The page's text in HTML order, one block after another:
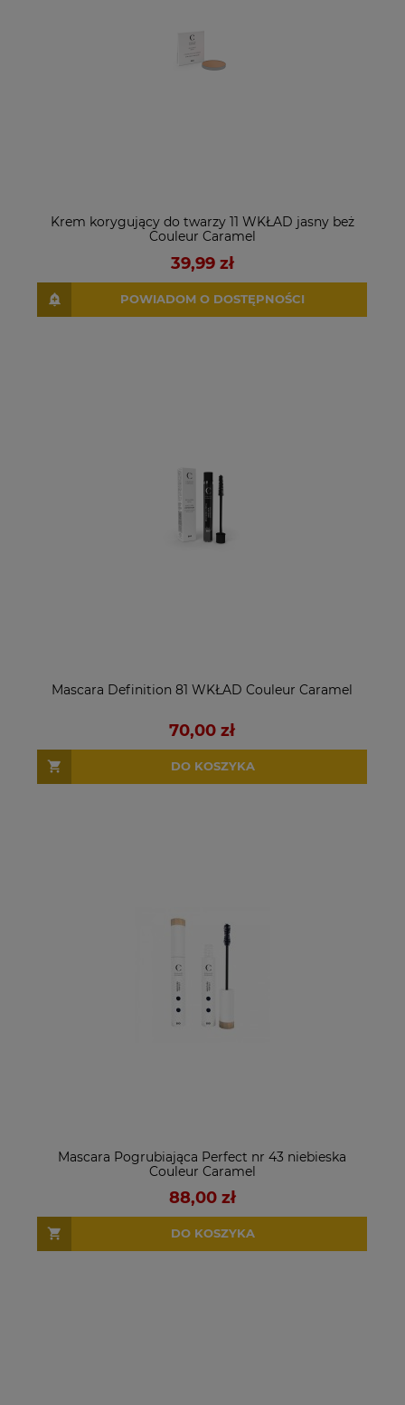
Krem korygujący do twarzy 11 WKŁAD jasny beż
Couleur Caramel
39,99 zł
POWIADOM O DOSTĘPNOŚCI
Mascara Definition 81 WKŁAD Couleur Caramel
70,00 zł
DO KOSZYKA
Mascara Pogrubiająca Perfect nr 43 niebieska
Couleur Caramel
88,00 zł
DO KOSZYKA